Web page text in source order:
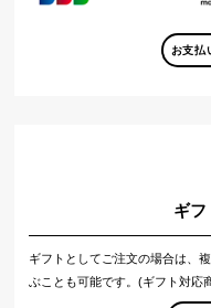
お支払
ギフ
ギフトとしてご注文の場合は、
ぶことも可能です。(ギフト対応